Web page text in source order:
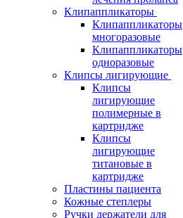
Клипаппликаторы
Клипаппликаторы
многоразовые
Клипаппликаторы
одноразовые
Клипсы лигирующие
Клипсы
лигирующие
полимерные в
картридже
Клипсы
лигирующие
титановые в
картридже
Пластины пациента
Кожные степлеры
Ручки держатели для